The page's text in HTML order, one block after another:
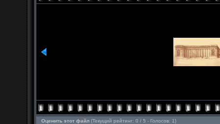
Оценить этот файл (Текущий рейтинг: 0 / 5 - Голосов: 1)